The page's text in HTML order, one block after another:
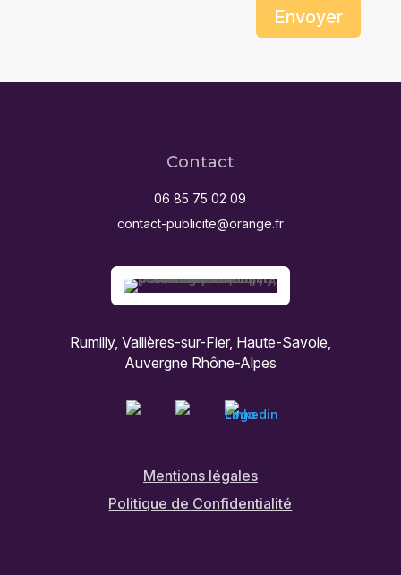
Envoyer
Contact
06 85 75 02 09
contact-publicite@orange.fr
Rumilly, Vallières-sur-Fier, Haute-Savoie,
Auvergne Rhône-Alpes
Mentions légales
Politique de Confidentialité